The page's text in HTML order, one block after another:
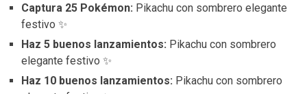
Captura 25 Pokémon: Pikachu con sombrero elegante
festivo ✨
Haz 5 buenos lanzamientos: Pikachu con sombrero
elegante festivo ✨
Haz 10 buenos lanzamientos: Pikachu con sombrero